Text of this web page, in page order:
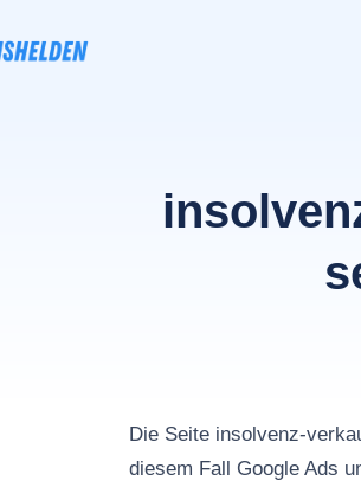
Die Seite insolvenz-
diesem Fall Google Ads